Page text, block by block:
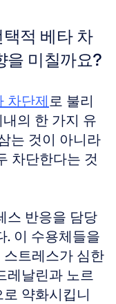
적 베타 차
을 미칠까요?
차단제로 불리
의 한 가지 유
는 것이 아니라
차단한다는 것
스 반응을 담당
. 이 수용체들을
트레스가 심한
레날린과 노르
약화시킵니